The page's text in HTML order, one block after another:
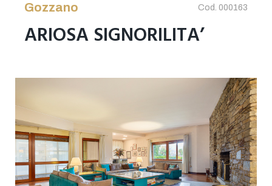
Gozzano Cod. 000163
ARIOSA SIGNORILITA’